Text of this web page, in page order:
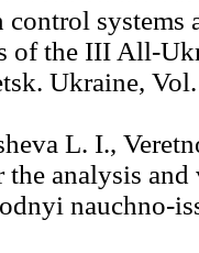
control systems
of the III All-
Ukraine,
L. I.,
the analysis
nauchno-